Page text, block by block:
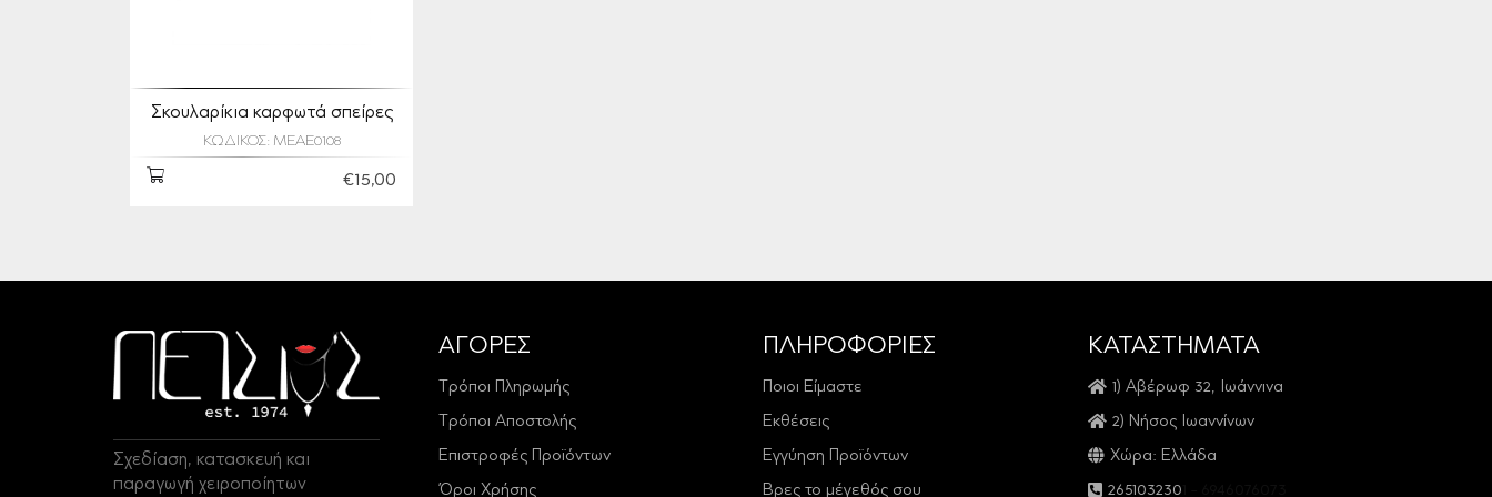
Σκουλαρίκια καρφωτά σπείρες
ΚΩΔΙΚΟΣ: MEAE0108
€15,00
Σχεδίαση, κατασκευή και
παραγωγή χειροποίητων
ΑΓΟΡΕΣ
Τρόποι Πληρωμής
Τρόποι Αποστολής
Επιστροφές Προϊόντων
Όροι Χρήσης
ΠΛΗΡΟΦΟΡΙΕΣ
Ποιοι Είμαστε
Εκθέσεις
Εγγύηση Προϊόντων
Βρες το μέγεθός σου
ΚΑΤΑΣΤΗΜΑΤΑ
1) Αβέρωφ 32, Ιωάννινα
2) Νήσος Ιωαννίνων
Χώρα: Ελλάδα
2651032301